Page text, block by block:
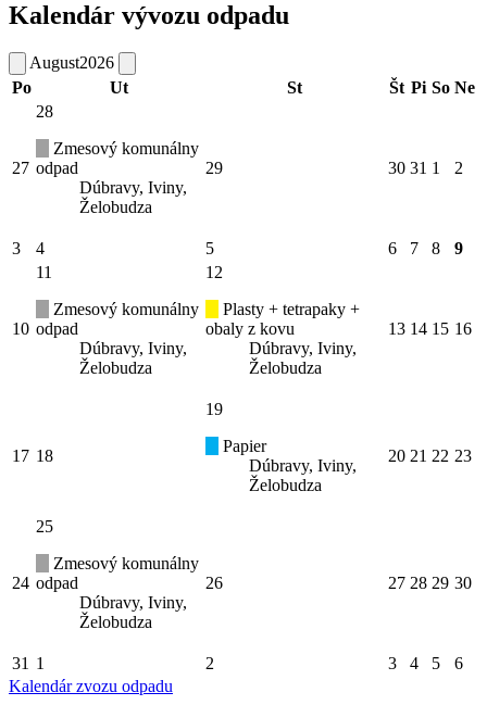
Kalendár vývozu odpadu
August2026
Po
Ut St Št Pi So Ne
27
28
Zmesový komunálny
odpad
Dúbravy, Iviny,
Želobudza
29 30 31 1 2
3 4 5 6 7 8 9
10
11
Zmesový komunálny
odpad
Dúbravy, Iviny,
Želobudza
12
Plasty + tetrapaky +
obaly z kovu
Dúbravy, Iviny,
Želobudza
13 14 15 16
17 18
19
Papier
Dúbravy, Iviny,
Želobudza
20 21 22 23
24
25
Zmesový komunálny
odpad
Dúbravy, Iviny,
Želobudza
26 27 28 29 30
31 1 2 3 4 5
6
Kalendár zvozu odpadu